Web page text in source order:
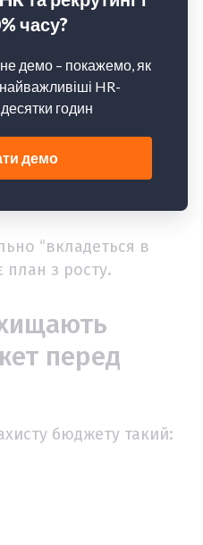
можна формувати
окремо
штату,
на навчання
бюджет на
а також резерв на
ролей із високим
“вкладеться в
план з росту.
перед
бюджету такий: